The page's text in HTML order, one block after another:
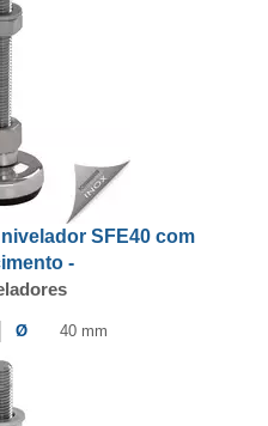
SFE40 com
-
Ø 40 mm